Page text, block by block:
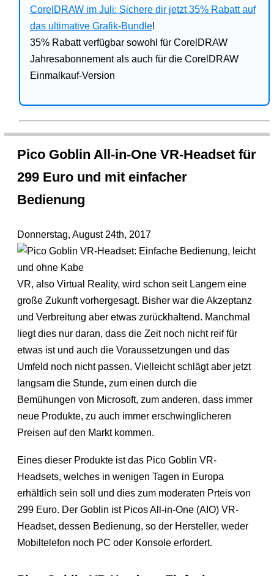
CorelDRAW im Juli: Sichere dir jetzt 35% Rabatt auf
das ultimative Grafik-Bundle!
35% Rabatt verfügbar sowohl für CorelDRAW
Jahresabonnement als auch für die CorelDRAW
Einmalkauf-Version
Pico Goblin All-in-One VR-Headset für
299 Euro und mit einfacher
Bedienung
Donnerstag, August 24th, 2017
VR, also Virtual Reality, wird schon seit Langem eine
große Zukunft vorhergesagt. Bisher war die Akzeptanz
und Verbreitung aber etwas zurückhaltend. Manchmal
liegt dies nur daran, dass die Zeit noch nicht reif für
etwas ist und auch die Voraussetzungen und das
Umfeld noch nicht passen. Vielleicht schlägt aber jetzt
langsam die Stunde, zum einen durch die
Bemühungen von Microsoft, zum anderen, dass immer
neue Produkte, zu auch immer erschwinglicheren
Preisen auf den Markt kommen.
Eines dieser Produkte ist das Pico Goblin VR-
Headsets, welches in wenigen Tagen in Europa
erhältlich sein soll und dies zum moderaten Prteis von
299 Euro. Der Goblin ist Picos All-in-One (AIO) VR-
Headset, dessen Bedienung, so der Hersteller, weder
Mobiltelefon noch PC oder Konsole erfordert.